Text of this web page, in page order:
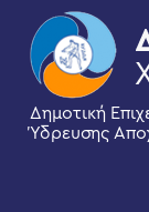
Δημοτική
Ύδρευσης